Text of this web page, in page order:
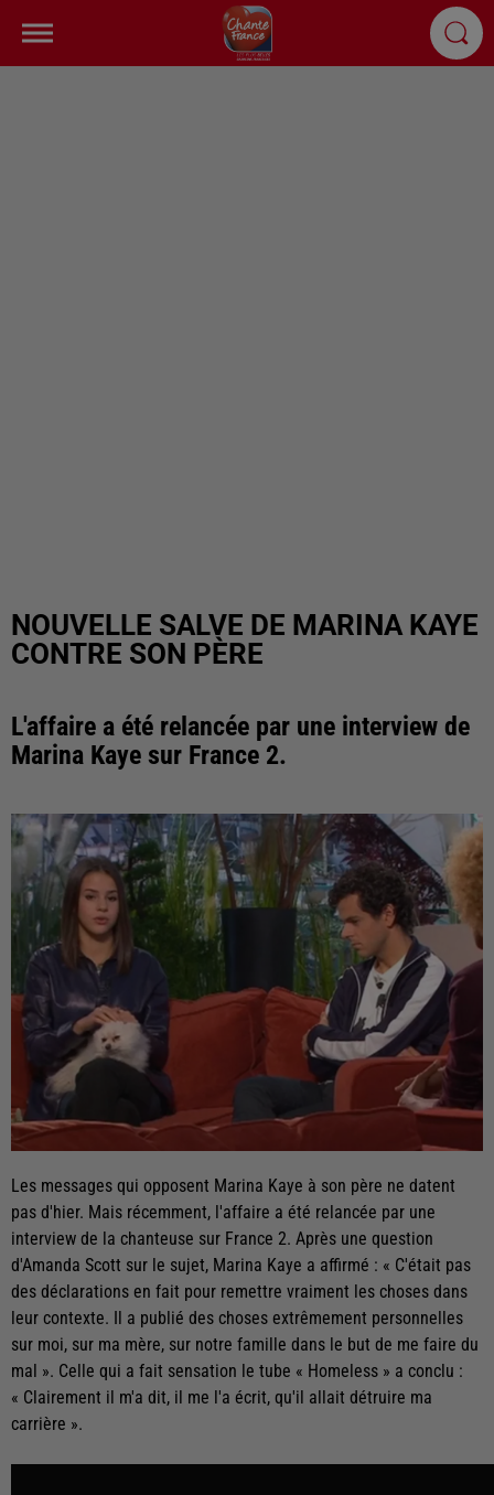
NOUVELLE SALVE DE MARINA KAYE
CONTRE SON PÈRE
L'affaire a été relancée par une interview de
Marina Kaye sur France 2.
Les messages qui opposent Marina Kaye à son père ne datent
pas d'hier. Mais récemment, l'affaire a été relancée par une
interview de la chanteuse sur France 2. Après une question
d'Amanda Scott sur le sujet, Marina Kaye a affirmé : « C'était pas
des déclarations en fait pour remettre vraiment les choses dans
leur contexte. Il a publié des choses extrêmement personnelles
sur moi, sur ma mère, sur notre famille dans le but de me faire du
mal ». Celle qui a fait sensation le tube « Homeless » a conclu :
« Clairement il m'a dit, il me l'a écrit, qu'il allait détruire ma
carrière ».